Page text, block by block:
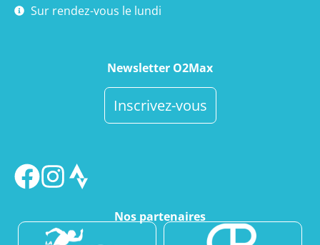
Sur rendez-vous le lundi
Newsletter O2Max
Inscrivez-vous
Nos partenaires